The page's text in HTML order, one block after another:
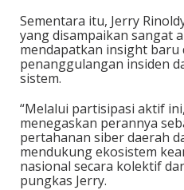
Sementara itu, Jerry
yang disampaikan sangat
mendapatkan insight baru
penanggulangan insiden
sistem.
“Melalui partisipasi aktif
menegaskan perannya
pertahanan siber daerah
mendukung ekosistem
nasional secara kolektif
pungkas Jerry.